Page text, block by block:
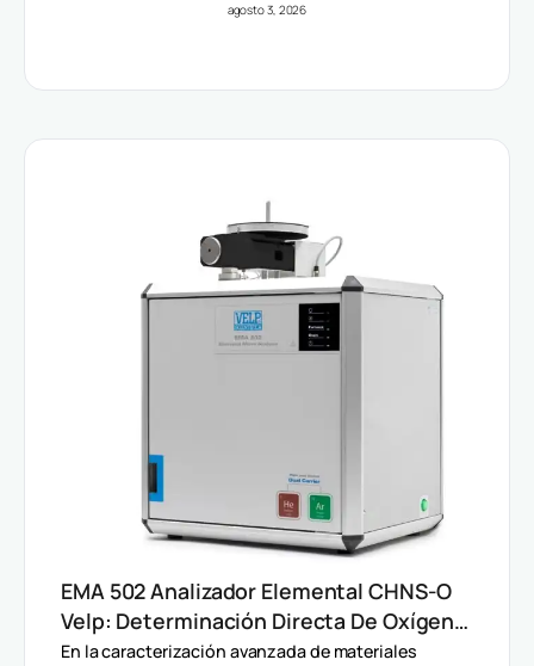
agosto 3, 2026
EMA 502 Analizador Elemental CHNS-O
Velp: Determinación Directa De Oxígeno
Y Análisis Multiparámetro
En la caracterización avanzada de materiales